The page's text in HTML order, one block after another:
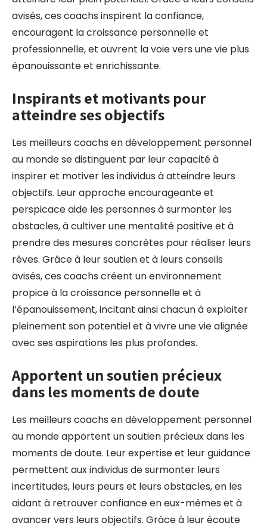
avisés, ces coachs inspirent la confiance,
encouragent la croissance personnelle et
professionnelle, et ouvrent la voie vers une vie plus
épanouissante et enrichissante.
Inspirants et motivants pour
atteindre ses objectifs
Les meilleurs coachs en développement personnel
au monde se distinguent par leur capacité à
inspirer et motiver les individus à atteindre leurs
objectifs. Leur approche encourageante et
perspicace aide les personnes à surmonter les
obstacles, à cultiver une mentalité positive et à
prendre des mesures concrètes pour réaliser leurs
rêves. Grâce à leur soutien et à leurs conseils
avisés, ces coachs créent un environnement
propice à la croissance personnelle et à
l’épanouissement, incitant ainsi chacun à exploiter
pleinement son potentiel et à vivre une vie alignée
avec ses aspirations les plus profondes.
Apportent un soutien précieux
dans les moments de doute
Les meilleurs coachs en développement personnel
au monde apportent un soutien précieux dans les
moments de doute. Leur expertise et leur guidance
permettent aux individus de surmonter leurs
incertitudes, leurs peurs et leurs obstacles, en les
aidant à retrouver confiance en eux-mêmes et à
avancer vers leurs objectifs. Grâce à leur écoute